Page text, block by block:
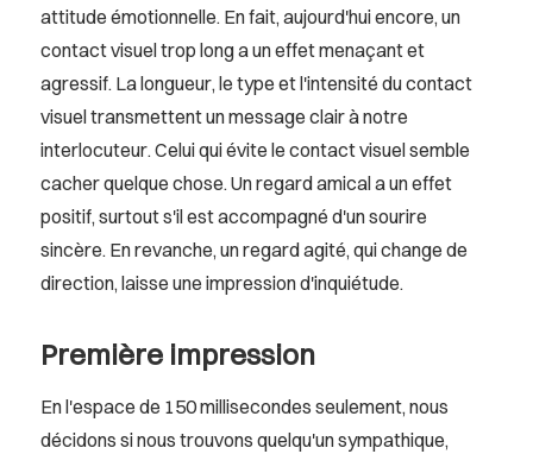
attitude émotionnelle. En fait, aujourd'hui encore, un
contact visuel trop long a un effet menaçant et
agressif. La longueur, le type et l'intensité du contact
visuel transmettent un message clair à notre
interlocuteur. Celui qui évite le contact visuel semble
cacher quelque chose. Un regard amical a un effet
positif, surtout s'il est accompagné d'un sourire
sincère. En revanche, un regard agité, qui change de
direction, laisse une impression d'inquiétude.
Première impression
En l'espace de 150 millisecondes seulement, nous
décidons si nous trouvons quelqu'un sympathique,